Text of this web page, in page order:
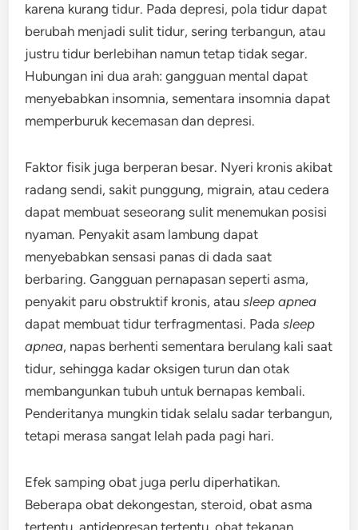
karena kurang tidur. Pada depresi, pola tidur dapat
berubah menjadi sulit tidur, sering terbangun, atau
justru tidur berlebihan namun tetap tidak segar.
Hubungan ini dua arah: gangguan mental dapat
menyebabkan insomnia, sementara insomnia dapat
memperburuk kecemasan dan depresi.
Faktor fisik juga berperan besar. Nyeri kronis akibat
radang sendi, sakit punggung, migrain, atau cedera
dapat membuat seseorang sulit menemukan posisi
nyaman. Penyakit asam lambung dapat
menyebabkan sensasi panas di dada saat
berbaring. Gangguan pernapasan seperti asma,
penyakit paru obstruktif kronis, atausleep apnea
dapat membuat tidur terfragmentasi. Padasleep
apnea, napas berhenti sementara berulang kali saat
tidur, sehingga kadar oksigen turun dan otak
membangunkan tubuh untuk bernapas kembali.
Penderitanya mungkin tidak selalu sadar terbangun,
tetapi merasa sangat lelah pada pagi hari.
Efek samping obat juga perlu diperhatikan.
Beberapa obat dekongestan, steroid, obat asma